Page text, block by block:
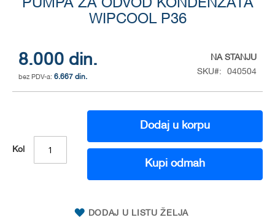
PUMPA ZA ODVOD KONDENZATA
WIPCOOL P36
8.000 din.
6.667 din.
NA STANJU
SKU
040504
Kol
Dodaj u korpu
Kupi odmah
DODAJ U LISTU ŽELJA
images
gallery